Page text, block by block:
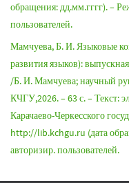
обращения: дд.мм.гггг). –
пользователей.
Мамчуева, Б. И. Языковые
развития языков):
/Б. И. Мамчуева; научный
КЧГУ,2026. – 63 с. – Текст:
Карачаево-Черкесского
http://lib.kchgu.ru (дата
авторизир. пользователей.